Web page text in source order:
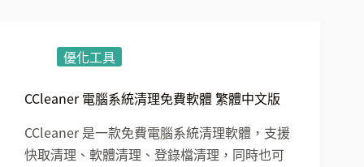
優化工具
CCleaner 電腦系統清理免費軟體 繁體中文版
CCleaner 是一款免費電腦系統清理軟體，支援
快取清理、軟體清理、登錄檔清理，同時也可